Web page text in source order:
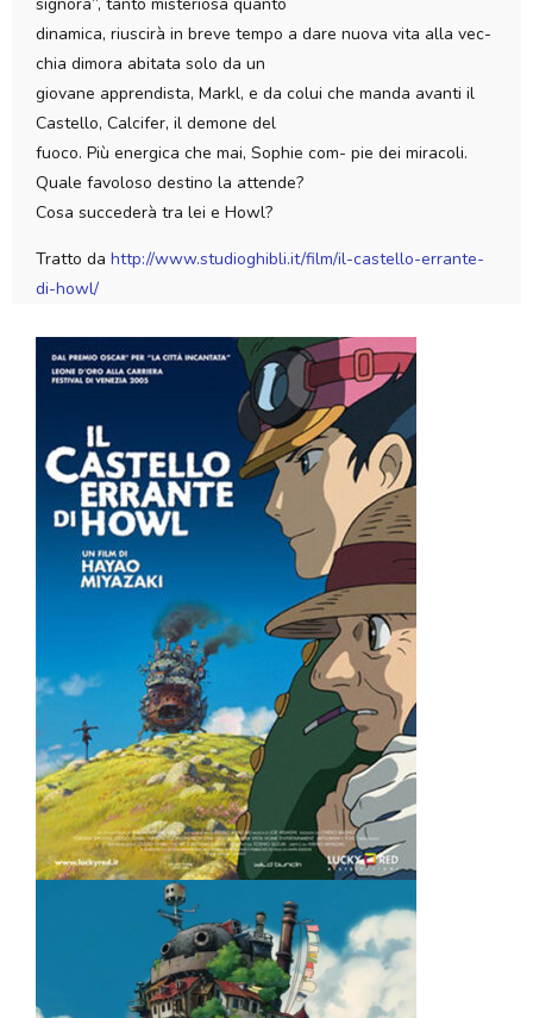
dinamica, riuscirà in breve tempo a dare nuova vita alla vec-
chia dimora abitata solo da un
giovane apprendista, Markl, e da colui che manda avanti il
Castello, Calcifer, il demone del
fuoco. Più energica che mai, Sophie com- pie dei miracoli.
Quale favoloso destino la attende?
Cosa succederà tra lei e Howl?
Tratto da http://www.studioghibli.it/film/il-castello-errante-
di-howl/